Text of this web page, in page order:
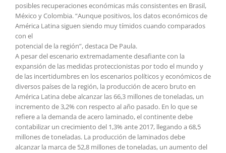
posibles recuperaciones económicas más consistentes en Brasil,
México y Colombia. “Aunque positivos, los datos económicos de
América Latina siguen siendo muy tímidos cuando comparados
con el
potencial de la región”, destaca De Paula.
A pesar del escenario extremadamente desafiante con la
expansión de las medidas proteccionistas por todo el mundo y
de las incertidumbres en los escenarios políticos y económicos de
diversos países de la región, la producción de acero bruto en
América Latina debe alcanzar las 66,3 millones de toneladas, un
incremento de 3,2% con respecto al año pasado. En lo que se
refiere a la demanda de acero laminado, el continente debe
contabilizar un crecimiento del 1,3% ante 2017, llegando a 68,5
millones de toneladas. La producción de laminados debe
alcanzar la marca de 52,8 millones de toneladas, un aumento del